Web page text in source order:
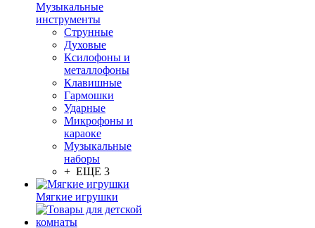
Музыкальные
инструменты
Струнные
Духовые
Ксилофоны и
металлофоны
Клавишные
Гармошки
Ударные
Микрофоны и
караоке
Музыкальные
наборы
+ ЕЩЕ 3
Мягкие игрушки